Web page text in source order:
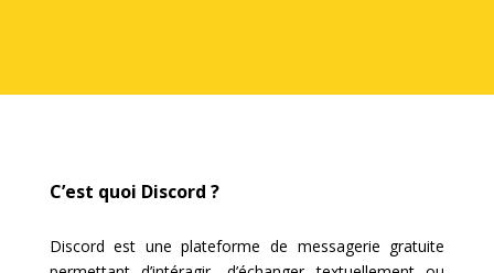
C’est quoi Discord ?
Discord est une plateforme de messagerie gratuite